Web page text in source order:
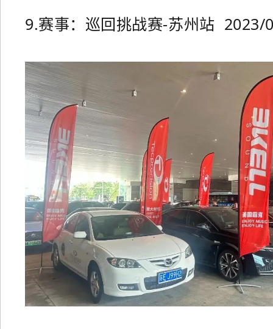
9.赛事：巡回挑战赛-苏州站 2023/